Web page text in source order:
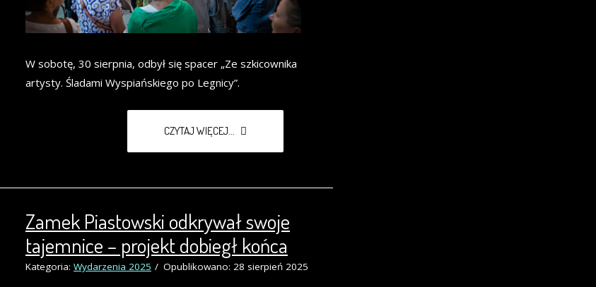
W sobotę, 30 sierpnia, odbył się spacer „Ze szkicownika
artysty. Śladami Wyspiańskiego po Legnicy”.
CZYTAJ WIĘCEJ...
Zamek Piastowski odkrywał swoje
tajemnice – projekt dobiegł końca
Kategoria: Wydarzenia 2025 Opublikowano: 28 sierpień 2025